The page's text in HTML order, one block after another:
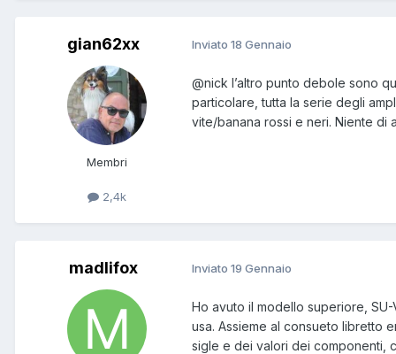
gian62xx
Membri
2,4k
Inviato 18 Gennaio
@nick l’altro punto debole sono
particolare, tutta la serie degli
vite/banana rossi e neri. Niente di
madlifox Inviato 19 Gennaio
Ho avuto il modello superiore,
usa. Assieme al consueto libretto
sigle e dei valori dei componenti,